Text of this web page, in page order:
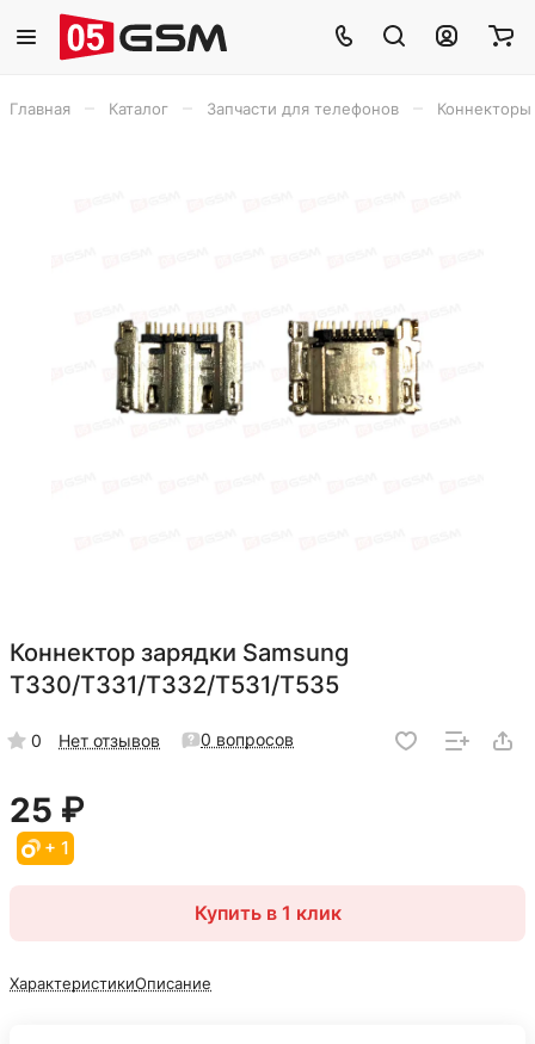
Главная Каталог Запчасти для телефонов Коннекторы
Коннектор зарядки Samsung
T330/T331/T332/T531/T535
0 Нет отзывов 0 вопросов
25 ₽
+ 1
Купить в 1 клик
ХарактеристикиОписание